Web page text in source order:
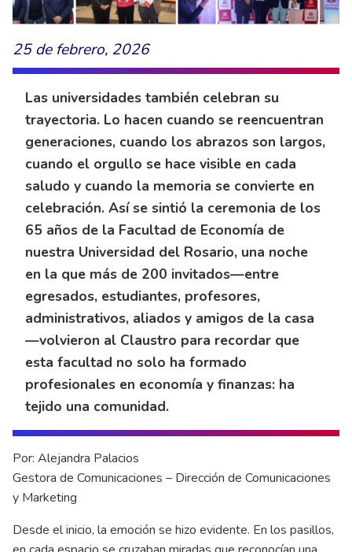
25 de febrero, 2026
Las universidades también celebran su
trayectoria. Lo hacen cuando se reencuentran
generaciones, cuando los abrazos son largos,
cuando el orgullo se hace visible en cada
saludo y cuando la memoria se convierte en
celebración. Así se sintió la ceremonia de los
65 años de la Facultad de Economía de
nuestra Universidad del Rosario, una noche
en la que más de 200 invitados—entre
egresados, estudiantes, profesores,
administrativos, aliados y amigos de la casa
—volvieron al Claustro para recordar que
esta facultad no solo ha formado
profesionales en economía y finanzas: ha
tejido una comunidad.
Por: Alejandra Palacios
Gestora de Comunicaciones – Dirección de Comunicaciones
y Marketing
Desde el inicio, la emoción se hizo evidente. En los pasillos,